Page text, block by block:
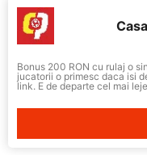
Bonus 200 RON cu rulaj o
jucatorii o primesc daca isi
link. E de departe cel mai